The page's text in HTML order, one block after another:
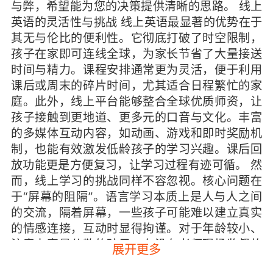
与弊，希望能为您的决策提供清晰的思路。 线上
英语的灵活性与挑战 线上英语最显著的优势在于
其无与伦比的便利性。它彻底打破了时空限制，
孩子在家即可连线全球，为家长节省了大量接送
时间与精力。课程安排通常更为灵活，便于利用
课后或周末的碎片时间，尤其适合日程繁忙的家
庭。此外，线上平台能够整合全球优质师资，让
孩子接触到更地道、更多元的口音与文化。丰富
的多媒体互动内容，如动画、游戏和即时奖励机
制，也能有效激发低龄孩子的学习兴趣。课后回
放功能更是方便复习，让学习过程有迹可循。 然
而，线上学习的挑战同样不容忽视。核心问题在
于“屏幕的阻隔”。语言学习本质上是人与人之间
的交流，隔着屏幕，一些孩子可能难以建立真实
的情感连接，互动时显得拘谨。对于年龄较小、
注意力容易分散的孩子，在没有老师现场监督的
情况下保持专注是一大考验。此外，家长普遍担
展开更多